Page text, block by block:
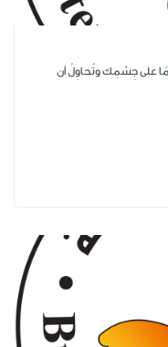
على جِسْمِك وتُحاوِلُ أن